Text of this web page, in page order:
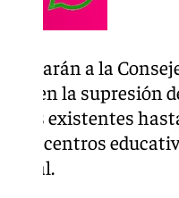
instarán a la
en la supresión
existentes
los centros